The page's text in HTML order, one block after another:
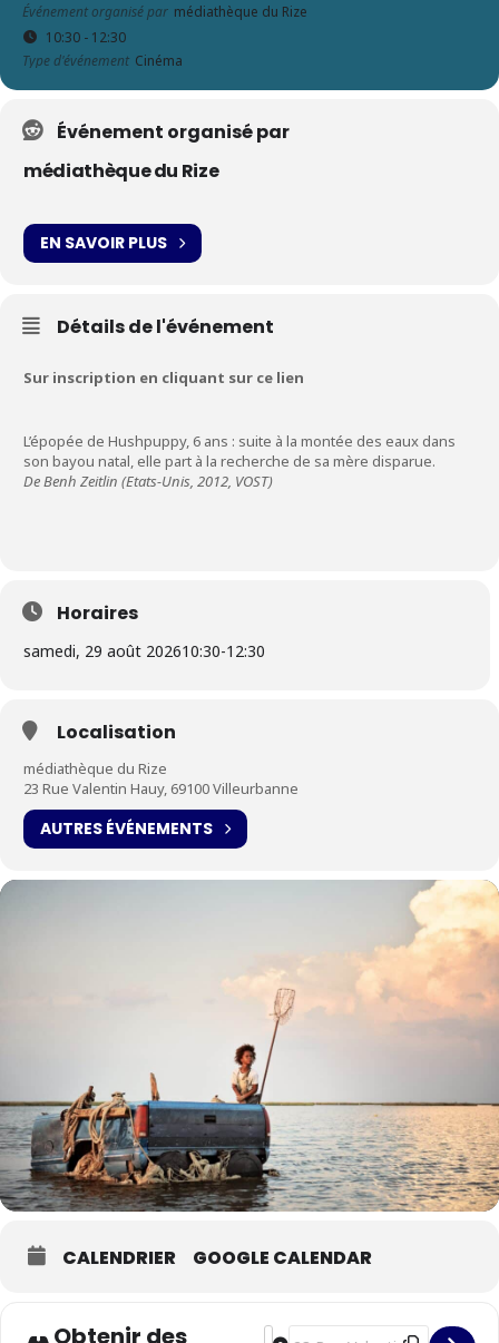
Événement organisé par médiathèque du Rize
10:30 - 12:30
Type d'événement Cinéma
Événement organisé par
médiathèque du Rize
EN SAVOIR PLUS
Détails de l'événement
Sur inscription en cliquant sur ce lien
L’épopée de Hushpuppy, 6 ans : suite à la montée des eaux dans
son bayou natal, elle part à la recherche de sa mère disparue.
De Benh Zeitlin (Etats-Unis, 2012, VOST)
Horaires
samedi, 29 août 202610:30-12:30
Localisation
médiathèque du Rize
23 Rue Valentin Hauy, 69100 Villeurbanne
AUTRES ÉVÉNEMENTS
CALENDRIER GOOGLE CALENDAR
Obtenir des Address - Les bêtes du sud
Destination Address - Les